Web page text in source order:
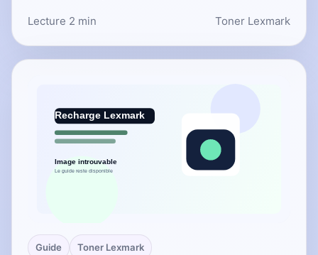
Lecture 2 min Toner Lexmark
Guide Toner Lexmark